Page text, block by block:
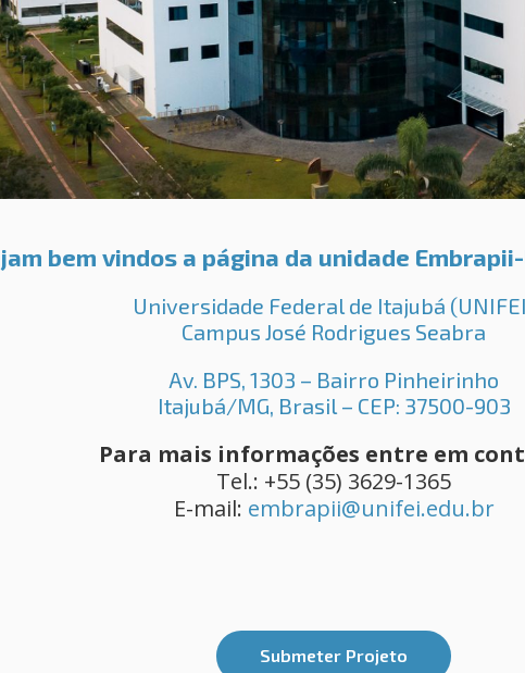
bem vindos a página da unidade Embrapii-
Universidade Federal de Itajubá
Campus José Rodrigues Seabra
Av. BPS, 1303 – Bairro Pinheirinho
Itajubá/MG, Brasil – CEP: 37500-903
Para mais informações entre em
Tel.: +55 (35) 3629-1365
E-mail: embrapii@unifei.edu.br
Submeter Projeto